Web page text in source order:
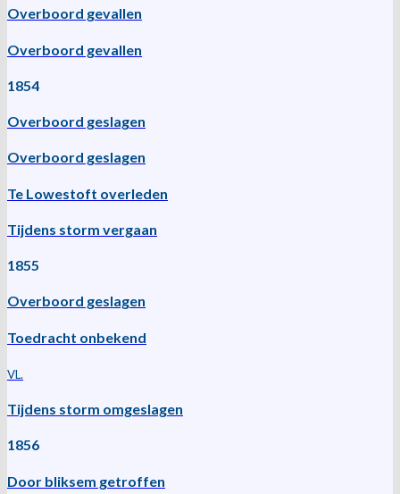
Overboord gevallen
Overboord gevallen
1854
Overboord geslagen
Overboord geslagen
Te Lowestoft overleden
Tijdens storm vergaan
1855
Overboord geslagen
Toedracht onbekend
VL.
Tijdens storm omgeslagen
1856
Door bliksem getroffen